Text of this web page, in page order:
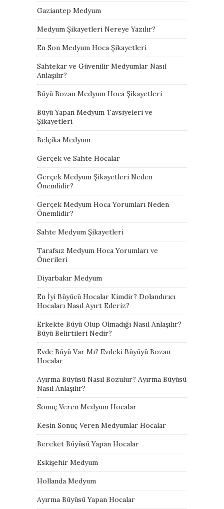
Gaziantep Medyum
Medyum Şikayetleri Nereye Yazılır?
En Son Medyum Hoca Şikayetleri
Sahtekar ve Güvenilir Medyumlar Nasıl
Anlaşılır?
Büyü Bozan Medyum Hoca Şikayetleri
Büyü Yapan Medyum Tavsiyeleri ve
Şikayetleri
Belçika Medyum
Gerçek ve Sahte Hocalar
Gerçek Medyum Şikayetleri Neden
Önemlidir?
Gerçek Medyum Hoca Yorumları Neden
Önemlidir?
Sahte Medyum Şikayetleri
Tarafsız Medyum Hoca Yorumları ve
Önerileri
Diyarbakır Medyum
En İyi Büyücü Hocalar Kimdir? Dolandırıcı
Hocaları Nasıl Ayırt Ederiz?
Erkekte Büyü Olup Olmadığı Nasıl Anlaşılır?
Büyü Belirtileri Nedir?
Evde Büyü Var Mı? Evdeki Büyüyü Bozan
Hocalar
Ayırma Büyüsü Nasıl Bozulur? Ayırma Büyüsü
Nasıl Anlaşılır?
Sonuç Veren Medyum Hocalar
Kesin Sonuç Veren Medyumlar Hocalar
Bereket Büyüsü Yapan Hocalar
Eskişehir Medyum
Hollanda Medyum
Ayırma Büyüsü Yapan Hocalar